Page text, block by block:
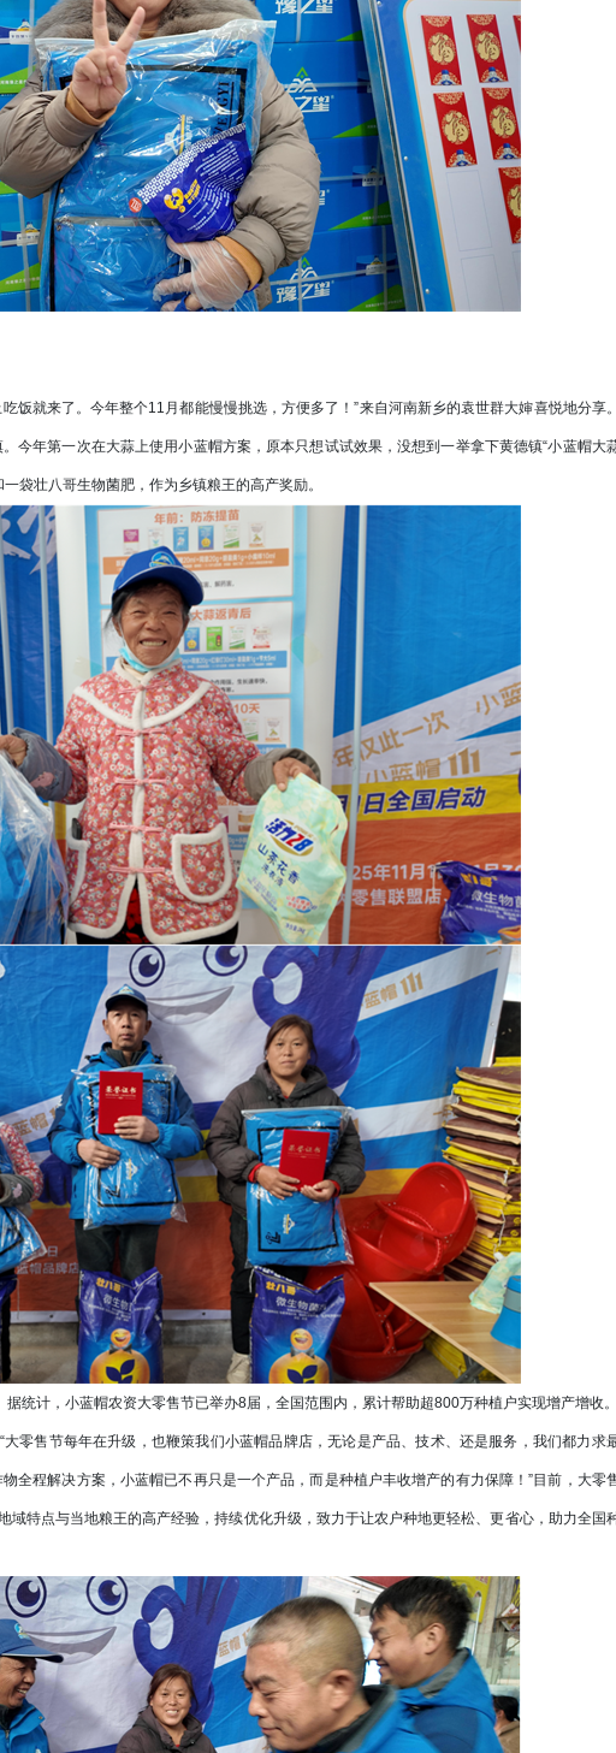
就来了。今年整个11月都能慢慢挑选，方便多了！”来自河南新乡的袁世群大婶喜悦地分享
今年第一次在大蒜上使用小蓝帽方案，原本只想试试效果，没想到一举拿下黄德镇“小蓝帽大
袋壮八哥生物菌肥，作为乡镇粮王的高产奖励。
计，小蓝帽农资大零售节已举办8届，全国范围内，累计帮助超800万种植户实现增产增收。
零售节每年在升级，也鞭策我们小蓝帽品牌店，无论是产品、技术、还是服务，我们都力求
全程解决方案，小蓝帽已不再只是一个产品，而是种植户丰收增产的有力保障！”目前，大零
域特点与当地粮王的高产经验，持续优化升级，致力于让农户种地更轻松、更省心，助力全国